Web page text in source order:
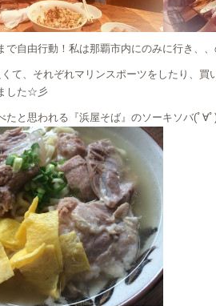
で自由行動！私は那覇市内にのみに行き、、
て、それぞれマリンスポーツをしたり、
した☆彡
たと思われる『浜屋そば』のソーキソバ(ﾟ∀ﾟ